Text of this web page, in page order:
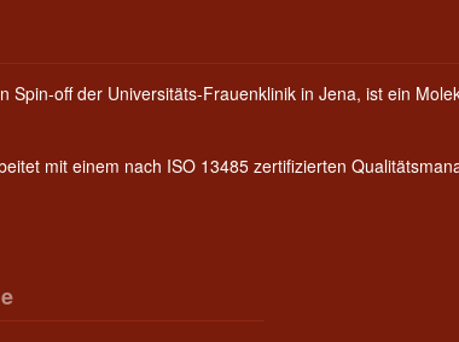
Spin-off der Universitäts-Frauenklinik in Jena, ist ein
mit einem nach ISO 13485 zertifizierten